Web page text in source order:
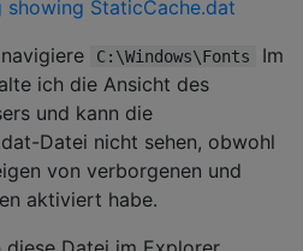
made corrections to the file
is required.
KB total disk space.
in 1776658 files.
in 390416 indexes.
in bad sectors.
C:\Windows\Fonts
Im
ich die Ansicht des
und kann die
Datei nicht sehen, obwohl
von verborgenen und
aktiviert habe.